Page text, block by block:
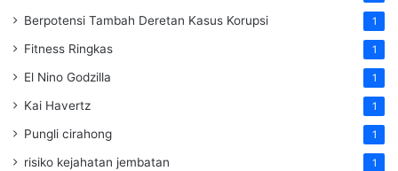
Berpotensi Tambah Deretan Kasus Korupsi 1
Fitness Ringkas 1
El Nino Godzilla 1
Kai Havertz 1
Pungli cirahong 1
risiko kejahatan jembatan 1